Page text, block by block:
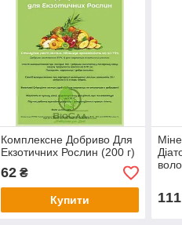
Комплексне Добриво Для
Екзотичних Рослин (200 г)
62₴
Купити 111